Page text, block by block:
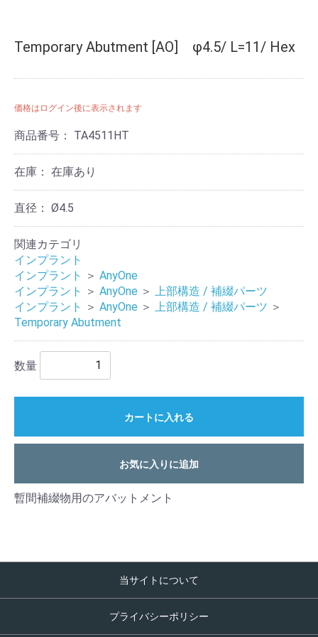
Temporary Abutment [AO] φ4.5/ L=11/ Hex
価格はログイン後に表示されます
商品番号： TA4511HT
在庫： 在庫あり
直径： Ø4.5
関連カテゴリ
インプラント
インプラント
＞ AnyOne
インプラント
＞ AnyOne ＞
上部構造 / 補綴パーツ
インプラント
＞ AnyOne ＞ 上部構造 / 補綴パーツ ＞
Temporary Abutment
数量
カートに入れる
お気に入りに追加
暫間補綴物用のアバットメント
当サイトについて
プライバシーポリシー